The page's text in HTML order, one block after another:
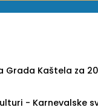
Kaštela za
- Karnevalske